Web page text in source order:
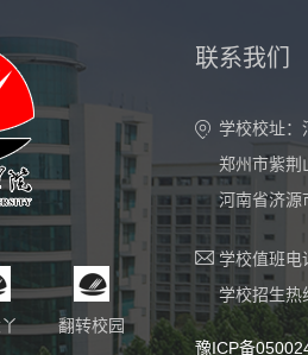
翻转校园
联系我们
学校校址：
郑州市紫荆
河南省济源
学校值班
学校招生热
豫ICP备